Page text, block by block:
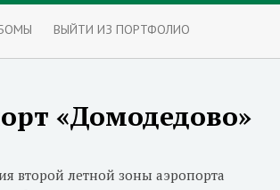
ВЫЙТИ ИЗ ПОРТФОЛИО
«Домодедово»
второй летной зоны аэропорта